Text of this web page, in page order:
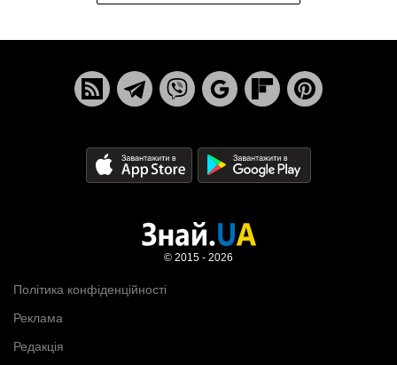
Політика конфіденційності
Реклама
Редакція
© 2015 - 2026